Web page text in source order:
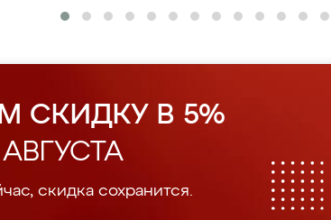
СКИДКУ В 5%
скидка сохранится.